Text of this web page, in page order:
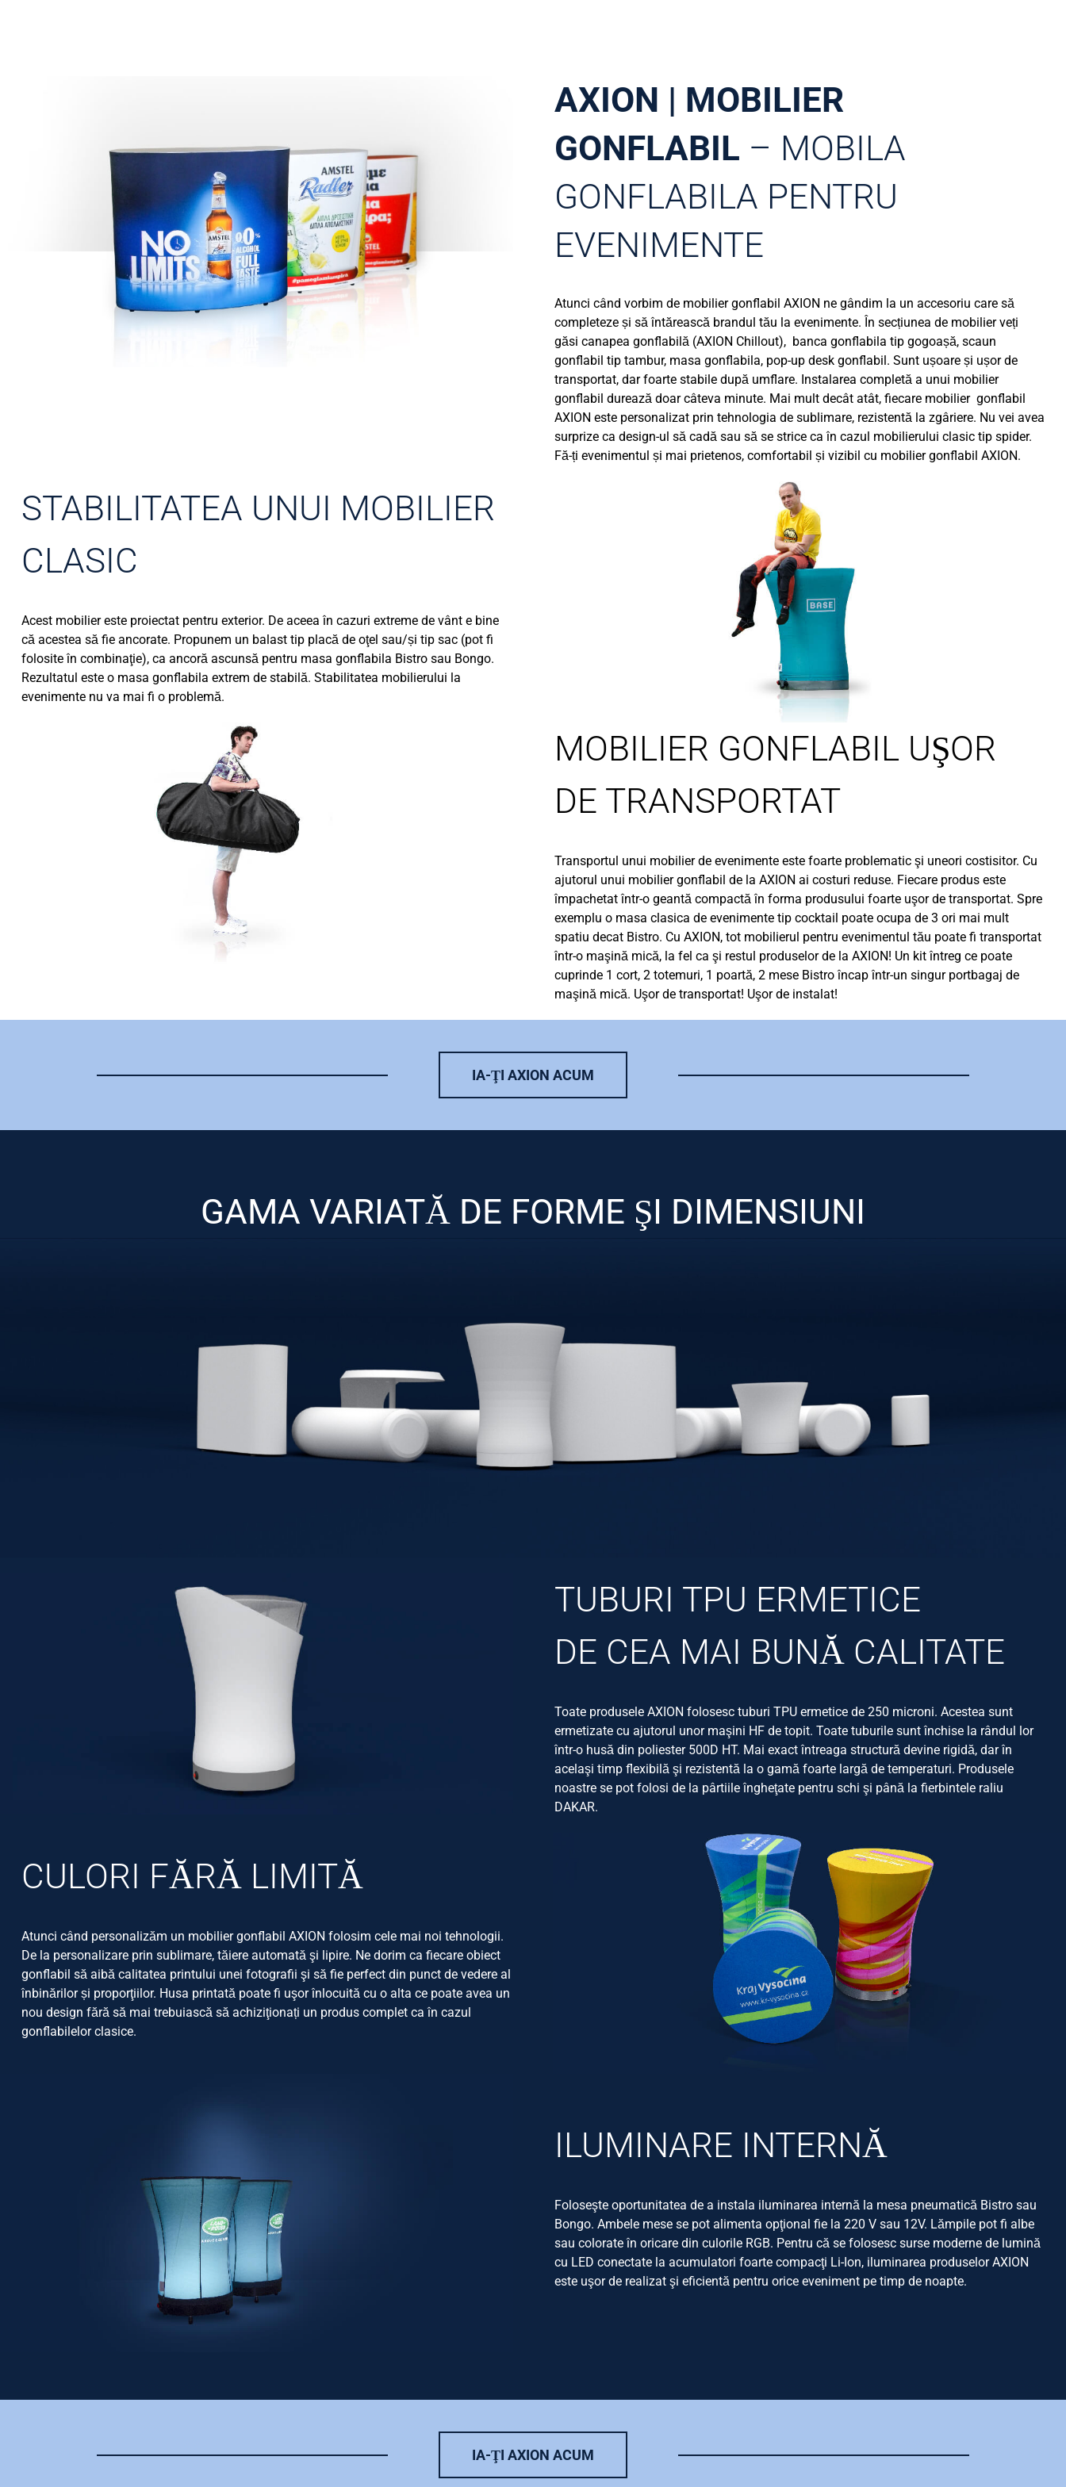
AXION | MOBILIER
GONFLABIL – MOBILA
GONFLABILA PENTRU
EVENIMENTE
Atunci când vorbim de mobilier gonflabil AXION ne gândim la un accesoriu care să
completeze și să întărească brandul tău la evenimente. În secțiunea de mobilier veți
găsi canapea gonflabilă (AXION Chillout), banca gonflabila tip gogoașă, scaun
gonflabil tip tambur, masa gonflabila, pop-up desk gonflabil. Sunt ușoare și ușor de
transportat, dar foarte stabile după umflare. Instalarea completă a unui mobilier
gonflabil durează doar câteva minute. Mai mult decât atât, fiecare mobilier gonflabil
AXION este personalizat prin tehnologia de sublimare, rezistentă la zgâriere. Nu vei avea
surprize ca design-ul să cadă sau să se strice ca în cazul mobilierului clasic tip spider.
Fă-ți evenimentul și mai prietenos, comfortabil și vizibil cu mobilier gonflabil AXION.
STABILITATEA UNUI MOBILIER
CLASIC
Acest mobilier este proiectat pentru exterior. De aceea în cazuri extreme de vânt e bine
că acestea să fie ancorate. Propunem un balast tip placă de oţel sau/și tip sac (pot fi
folosite în combinaţie), ca ancoră ascunsă pentru masa gonflabila Bistro sau Bongo.
Rezultatul este o masa gonflabila extrem de stabilă. Stabilitatea mobilierului la
evenimente nu va mai fi o problemă.
MOBILIER GONFLABIL UŞOR
DE TRANSPORTAT
Transportul unui mobilier de evenimente este foarte problematic şi uneori costisitor. Cu
ajutorul unui mobilier gonflabil de la AXION ai costuri reduse. Fiecare produs este
împachetat într-o geantă compactă în forma produsului foarte uşor de transportat. Spre
exemplu o masa clasica de evenimente tip cocktail poate ocupa de 3 ori mai mult
spatiu decat Bistro. Cu AXION, tot mobilierul pentru evenimentul tău poate fi transportat
într-o maşină mică, la fel ca şi restul produselor de la AXION! Un kit întreg ce poate
cuprinde 1 cort, 2 totemuri, 1 poartă, 2 mese Bistro încap într-un singur portbagaj de
maşină mică. Uşor de transportat! Uşor de instalat!
IA-ŢI AXION ACUM
GAMA VARIATĂ DE FORME ŞI DIMENSIUNI
TUBURI TPU ERMETICE
DE CEA MAI BUNĂ CALITATE
Toate produsele AXION folosesc tuburi TPU ermetice de 250 microni. Acestea sunt
ermetizate cu ajutorul unor maşini HF de topit. Toate tuburile sunt închise la rândul lor
într-o husă din poliester 500D HT. Mai exact întreaga structură devine rigidă, dar în
acelaşi timp flexibilă şi rezistentă la o gamă foarte largă de temperaturi. Produsele
noastre se pot folosi de la pârtiile îngheţate pentru schi şi până la fierbintele raliu
DAKAR.
CULORI FĂRĂ LIMITĂ
Atunci când personalizăm un mobilier gonflabil AXION folosim cele mai noi tehnologii.
De la personalizare prin sublimare, tăiere automată şi lipire. Ne dorim ca fiecare obiect
gonflabil să aibă calitatea printului unei fotografii şi să fie perfect din punct de vedere al
înbinărilor și proporţiilor. Husa printată poate fi uşor înlocuită cu o alta ce poate avea un
nou design fără să mai trebuiască să achiziţionați un produs complet ca în cazul
gonflabilelor clasice.
ILUMINARE INTERNĂ
Foloseşte oportunitatea de a instala iluminarea internă la mesa pneumatică Bistro sau
Bongo. Ambele mese se pot alimenta opţional fie la 220 V sau 12V. Lămpile pot fi albe
sau colorate în oricare din culorile RGB. Pentru că se folosesc surse moderne de lumină
cu LED conectate la acumulatori foarte compacţi Li-Ion, iluminarea produselor AXION
este uşor de realizat şi eficientă pentru orice eveniment pe timp de noapte.
IA-ŢI AXION ACUM